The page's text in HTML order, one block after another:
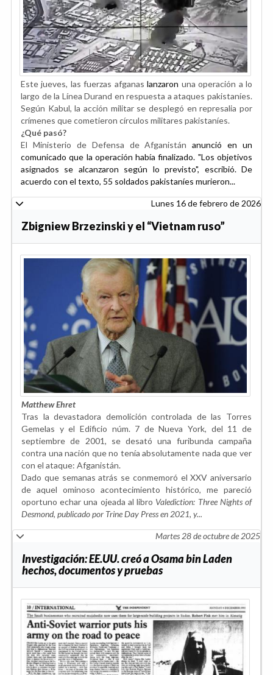
Este jueves, las fuerzas afganaslanzaron una operación a lo
largo de la Línea Durand en respuesta a ataques pakistaníes.
Según Kabul, la acción militar se desplegó en represalia por
crímenes que cometieron círculos militares pakistaníes.
¿Qué pasó?
El Ministerio de Defensa de Afganistánanunció en un
comunicado que la operación había finalizado. "Los objetivos
asignados se alcanzaron según lo previsto", escribió. De
acuerdo con el texto, 55 soldados pakistaníes murieron...
Lunes 16 de febrero de 2026
Zbigniew Brzezinski y el “Vietnam ruso”
Matthew Ehret
Tras la devastadora demolición controlada de las Torres
Gemelas y el Edificio núm. 7 de Nueva York, del 11 de
septiembre de 2001, se desató una furibunda campaña
contra una nación que no tenía absolutamente nada que ver
con el ataque: Afganistán.
Dado que semanas atrás se conmemoró el XXV aniversario
de aquel ominoso acontecimiento histórico, me pareció
oportuno echar una ojeada al libro Valediction: Three Nights of
Desmond, publicado por Trine Day Press en 2021, y...
Martes 28 de octubre de 2025
Investigación: EE.UU. creó a Osama bin Laden
hechos, documentos y pruebas